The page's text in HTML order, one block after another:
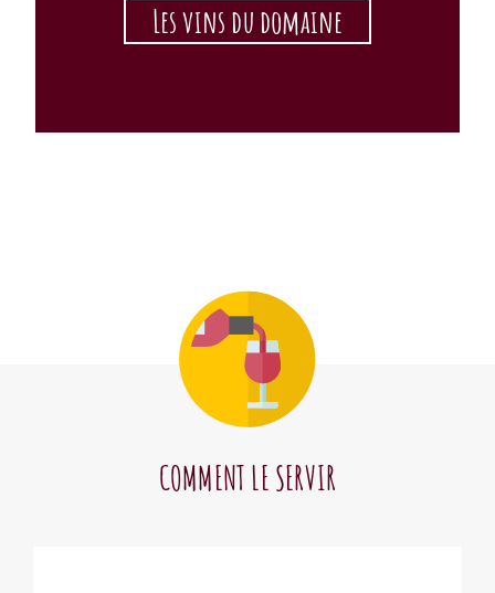
Les vins du domaine
COMMENT LE SERVIR